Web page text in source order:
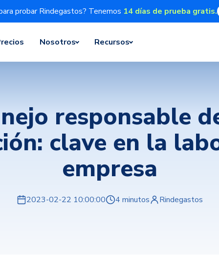
probar Rindegastos? Tenemos 14 días de prueba gratis.
Nosotros Recursos
responsable
clave en la
empresa
2023-02-22 10:00:00 4 minutos Rindegastos